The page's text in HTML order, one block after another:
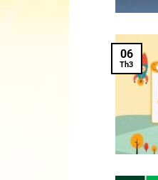
06
Th3